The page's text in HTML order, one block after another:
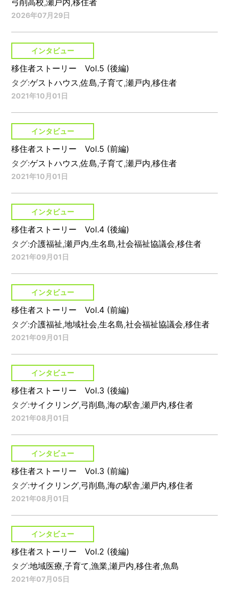
弓削高校,瀬戸内,移住者
2026年07月29日
インタビュー
移住者ストーリー Vol.5 (後編)
タグ:ゲストハウス,佐島,子育て,瀬戸内,移住者
2021年10月01日
インタビュー
移住者ストーリー Vol.5 (前編)
タグ:ゲストハウス,佐島,子育て,瀬戸内,移住者
2021年10月01日
インタビュー
移住者ストーリー Vol.4 (後編)
タグ:介護福祉,瀬戸内,生名島,社会福祉協議会,移住者
2021年09月01日
インタビュー
移住者ストーリー Vol.4 (前編)
タグ:介護福祉,地域社会,生名島,社会福祉協議会,移住者
2021年09月01日
インタビュー
移住者ストーリー Vol.3 (後編)
タグ:サイクリング,弓削島,海の駅舎,瀬戸内,移住者
2021年08月01日
インタビュー
移住者ストーリー Vol.3 (前編)
タグ:サイクリング,弓削島,海の駅舎,瀬戸内,移住者
2021年08月01日
インタビュー
移住者ストーリー Vol.2 (後編)
タグ:地域医療,子育て,漁業,瀬戸内,移住者,魚島
2021年07月05日